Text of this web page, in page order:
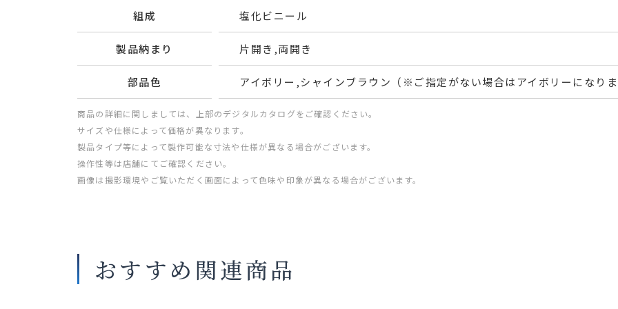
組成 塩化ビニール
製品納まり 片開き,両開き
部品色 アイボリー,シャインブラウン（※ご指定がない場合はアイボリーになり
商品の詳細に関しましては、上部のデジタルカタログをご確認ください。
サイズや仕様によって価格が異なります。
製品タイプ等によって製作可能な寸法や仕様が異なる場合がございます。
操作性等は店舗にてご確認ください。
画像は撮影環境やご覧いただく画面によって色味や印象が異なる場合がございます。
おすすめ関連商品